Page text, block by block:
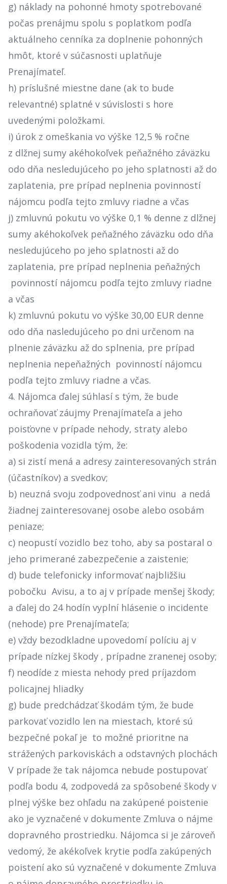
g) náklady na pohonné hmoty spotrebované
počas prenájmu spolu s poplatkom podľa
aktuálneho cenníka za doplnenie pohonných
hmôt, ktoré v súčasnosti uplatňuje
Prenajímateľ.
h) príslušné miestne dane (ak to bude
relevantné) splatné v súvislosti s hore
uvedenými položkami.
i) úrok z omeškania vo výške 12,5 % ročne
z dlžnej sumy akéhokoľvek peňažného záväzku
odo dňa nesledujúceho po jeho splatnosti až do
zaplatenia, pre prípad neplnenia povinností
nájomcu podľa tejto zmluvy riadne a včas
j) zmluvnú pokutu vo výške 0,1 % denne z dlžnej
sumy akéhokoľvek peňažného záväzku odo dňa
nesledujúceho po jeho splatnosti až do
zaplatenia, pre prípad neplnenia peňažných
povinností nájomcu podľa tejto zmluvy riadne
a včas
k) zmluvnú pokutu vo výške 30,00 EUR denne
odo dňa nasledujúceho po dni určenom na
plnenie záväzku až do splnenia, pre prípad
neplnenia nepeňažných povinností nájomcu
podľa tejto zmluvy riadne a včas.
4. Nájomca ďalej súhlasí s tým, že bude
ochraňovať záujmy Prenajímateľa a jeho
poisťovne v prípade nehody, straty alebo
poškodenia vozidla tým, že:
a) si zistí mená a adresy zainteresovaných strán
(účastníkov) a svedkov;
b) neuzná svoju zodpovednosť ani vinu a nedá
žiadnej zainteresovanej osobe alebo osobám
peniaze;
c) neopustí vozidlo bez toho, aby sa postaral o
jeho primerané zabezpečenie a zaistenie;
d) bude telefonicky informovať najbližšiu
pobočku Avisu, a to aj v prípade menšej škody;
a ďalej do 24 hodín vyplní hlásenie o incidente
(nehode) pre Prenajímateľa;
e) vždy bezodkladne upovedomí políciu aj v
prípade nízkej škody , prípadne zranenej osoby;
f) neodíde z miesta nehody pred príjazdom
policajnej hliadky
g) bude predchádzať škodám tým, že bude
parkovať vozidlo len na miestach, ktoré sú
bezpečné pokaľ je to možné prioritne na
strážených parkoviskách a odstavných plochách
V prípade že tak nájomca nebude postupovať
podľa bodu 4, zodpovedá za spôsobené škody v
plnej výške bez ohľadu na zakúpené poistenie
ako je vyznačené v dokumente Zmluva o nájme
dopravného prostriedku. Nájomca si je zároveň
vedomý, že akékoľvek krytie podľa zakúpených
poistení ako sú vyznačené v dokumente Zmluva